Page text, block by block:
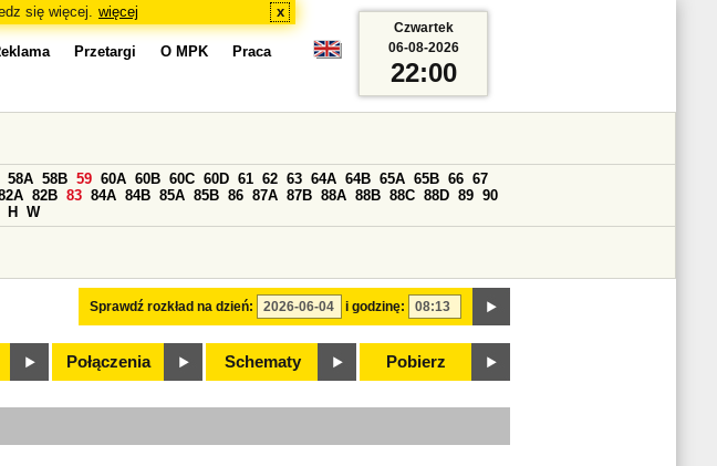
się więcej. więcej x
Przetargi O MPK Praca
Sprawdź rozkład na dzień: i godzinę:
58A 58B 59 60A 60B 60C 60D 61 62 63 64A 64B 65A 65B 66 67
82B 83 84A 84B 85A 85B 86 87A 87B 88A 88B 88C 88D 89 90
H W
Połączenia Schematy Pobierz
Czwartek
06-08-2026
22:00